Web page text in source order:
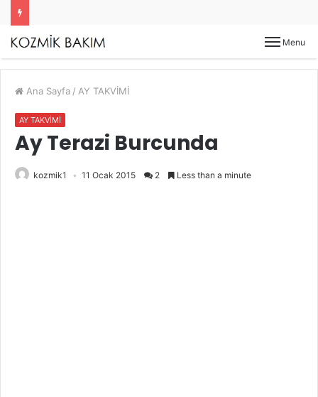
Menu
Ana Sayfa / AY TAKVİMİ
AY TAKVİMİ
Ay Terazi Burcunda
kozmik1 11 Ocak 2015 2 Less than a minute